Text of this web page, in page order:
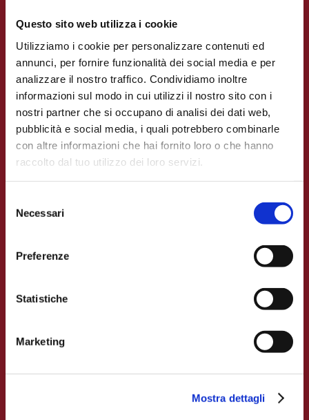
Questo sito web utilizza i cookie
Utilizziamo i cookie per personalizzare contenuti ed
annunci, per fornire funzionalità dei social media e per
analizzare il nostro traffico. Condividiamo inoltre
informazioni sul modo in cui utilizzi il nostro sito con i
nostri partner che si occupano di analisi dei dati web,
pubblicità e social media, i quali potrebbero combinarle
con altre informazioni che hai fornito loro o che hanno
raccolto dal tuo utilizzo dei loro servizi.
delNecessari
Preferenze
Statistiche
Marketing
Mostra dettagli
Accedi
APPLICAZIONE
per accedere alla propria area riservata. Qui può